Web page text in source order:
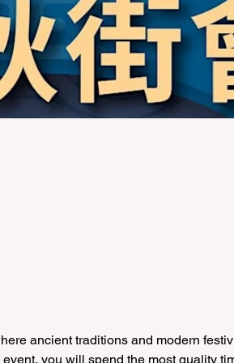
ancient traditions and modern
you will spend the most quality